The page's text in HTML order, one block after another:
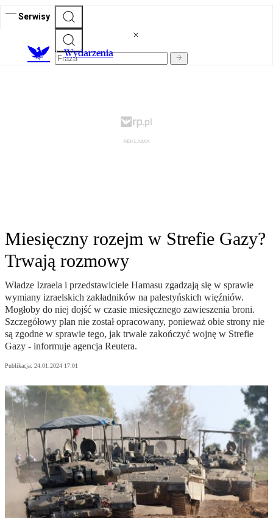
Serwisy
Wydarzenia
Miesięczny rozejm w Strefie Gazy?
Trwają rozmowy
Władze Izraela i przedstawiciele Hamasu zgadzają się w sprawie
wymiany izraelskich zakładników na palestyńskich więźniów.
Mogłoby do niej dojść w czasie miesięcznego zawieszenia broni.
Szczegółowy plan nie został opracowany, ponieważ obie strony nie
są zgodne w sprawie tego, jak trwale zakończyć wojnę w Strefie
Gazy - informuje agencja Reutera.
Publikacja: 24.01.2024 17:01